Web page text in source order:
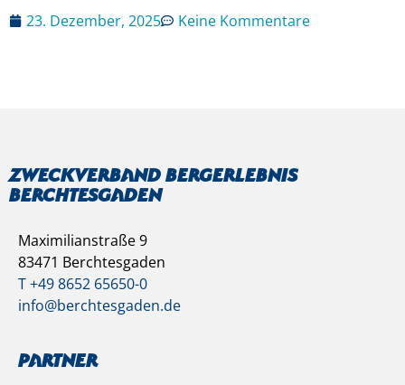
23. Dezember, 2025 Keine Kommentare
Zweckverband Bergerlebnis
Berchtesgaden
Maximilianstraße 9
83471 Berchtesgaden
T +49 8652 65650-0
info@berchtesgaden.de
Partner